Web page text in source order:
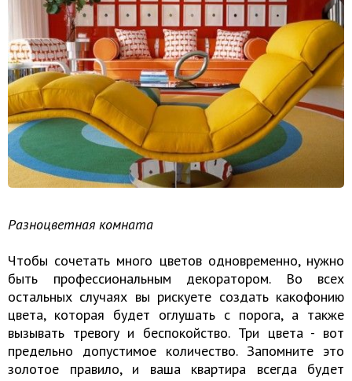
Разноцветная комната
Чтобы сочетать много цветов одновременно, нужно
быть профессиональным декоратором. Во всех
остальных случаях вы рискуете создать какофонию
цвета, которая будет оглушать с порога, а также
вызывать тревогу и беспокойство. Три цвета - вот
предельно допустимое количество. Запомните это
золотое правило, и ваша квартира всегда будет